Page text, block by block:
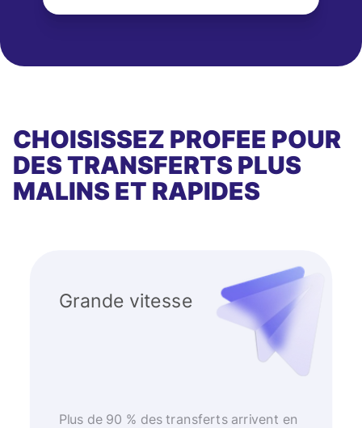
CHOISISSEZ PROFEE POUR
DES TRANSFERTS PLUS
MALINS ET RAPIDES
Grande vitesse
Plus de 90 % des transferts arrivent en